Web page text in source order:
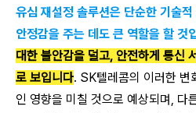
유심 재설정 솔루션은 단순한 기술
안정감을 주는 데도 큰 역할을 할 것
대한 불안감을 덜고, 안전하게 통신
로 보입니다. SK텔레콤의 이러한 변
인 영향을 미칠 것으로 예상되며, 다